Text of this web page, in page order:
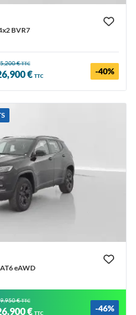
BVR7
€TTC
€ TTC -40%
eAWD
€TTC
€ TTC -46%